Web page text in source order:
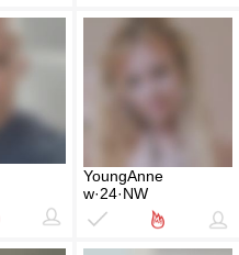
YoungAnne
w·24·NW